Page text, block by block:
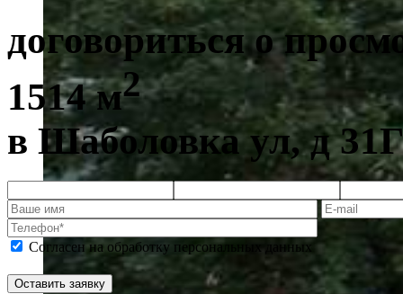
договориться о
1514 м2
в Шаболовка ул, д 31Г
Согласен на обработку персональных данных